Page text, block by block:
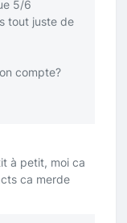
5/6
tout juste de
compte?
à petit, moi ca
ca merde